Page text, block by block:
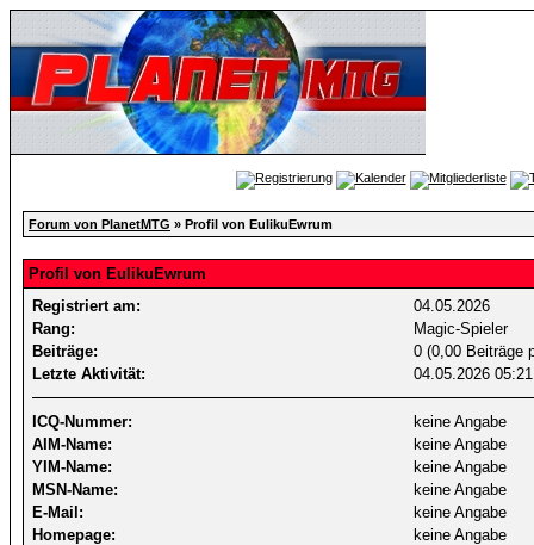
Forum von PlanetMTG » Profil von EulikuEwrum
Profil von EulikuEwrum
Registriert am:
04.05.2026
Rang:
Magic-Spieler
Beiträge:
0 (0,00 Beiträge
Letzte Aktivität:
04.05.2026 05:21
ICQ-Nummer:
keine Angabe
AIM-Name:
keine Angabe
YIM-Name:
keine Angabe
MSN-Name:
keine Angabe
E-Mail:
keine Angabe
Homepage:
keine Angabe